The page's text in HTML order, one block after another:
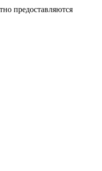
предоставляются